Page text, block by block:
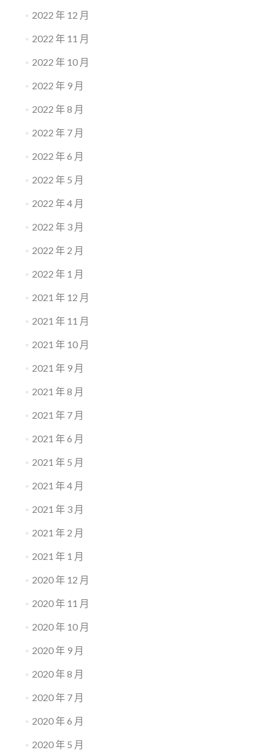
2022 年 12 月
2022 年 11 月
2022 年 10 月
2022 年 9 月
2022 年 8 月
2022 年 7 月
2022 年 6 月
2022 年 5 月
2022 年 4 月
2022 年 3 月
2022 年 2 月
2022 年 1 月
2021 年 12 月
2021 年 11 月
2021 年 10 月
2021 年 9 月
2021 年 8 月
2021 年 7 月
2021 年 6 月
2021 年 5 月
2021 年 4 月
2021 年 3 月
2021 年 2 月
2021 年 1 月
2020 年 12 月
2020 年 11 月
2020 年 10 月
2020 年 9 月
2020 年 8 月
2020 年 7 月
2020 年 6 月
2020 年 5 月